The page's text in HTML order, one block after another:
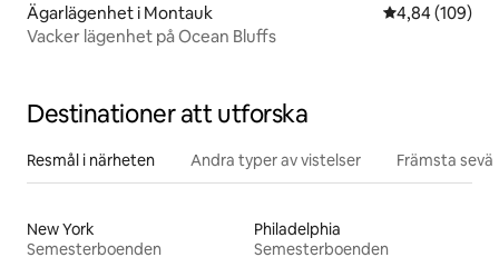
Ägarlägenhet i Montauk 4,84 av 5 i
4,84 (109)
Vacker lägenhet på Ocean Bluffs
Destinationer att utforska
Resmål i närheten Andra typer av vistelser Främsta
New York
Semesterboenden
Philadelphia
Semesterboenden